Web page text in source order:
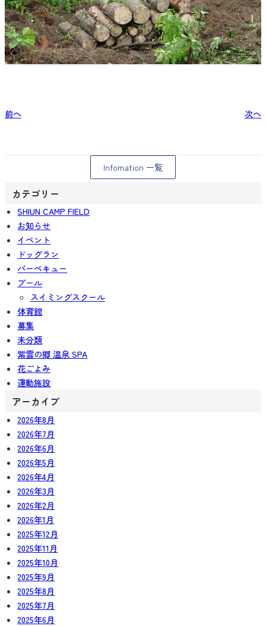
前へ 次へ
Infomation 一覧
カテゴリー
SHIUN CAMP FIELD
お知らせ
イベント
ドッグラン
バーベキュー
プール
スイミングスクール
体育館
募集
未分類
紫雲の郷 温泉 SPA
花ごよみ
運動施設
アーカイブ
2026年8月
2026年7月
2026年6月
2026年5月
2026年4月
2026年3月
2026年2月
2026年1月
2025年12月
2025年11月
2025年10月
2025年9月
2025年8月
2025年7月
2025年6月